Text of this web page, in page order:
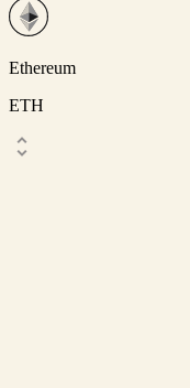
Ethereum
ETH